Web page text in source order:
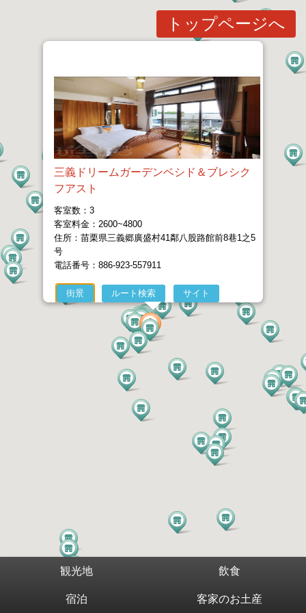
観光地 飲食
宿泊 客家のお土産
トップページへ
三義ドリームガーデンベシド＆ブレシク
フアスト
客室数：3
客室料金：2600~4800
住所：苗栗県三義郷廣盛村41鄰八股路館前8巷1之5
号
電話番号：886-923-557911
街景 ルート検索 サイト